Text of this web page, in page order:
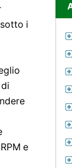
i
e